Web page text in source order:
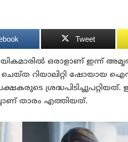
Tweet
ഗായികമാരില്‍ ഒരാളാണ് ഇന്ന്
റിയാലിറ്റി ഷോയായ
താരം എത്തിയത്.